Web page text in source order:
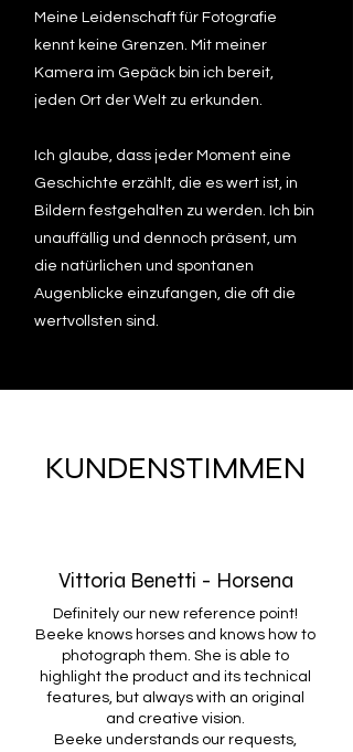
Meine Leidenschaft für Fotografie
kennt keine Grenzen. Mit meiner
Kamera im Gepäck bin ich bereit,
jeden Ort der Welt zu erkunden.
Ich glaube, dass jeder Moment eine
Geschichte erzählt, die es wert ist, in
Bildern festgehalten zu werden. Ich bin
unauffällig und dennoch präsent, um
die natürlichen und spontanen
Augenblicke einzufangen, die oft die
wertvollsten sind.
KUNDENSTIMMEN
Vittoria Benetti - Horsena
Definitely our new reference point!
Beeke knows horses and knows how to
photograph them. She is able to
highlight the product and its technical
features, but always with an original
and creative vision.
Beeke understands our requests,